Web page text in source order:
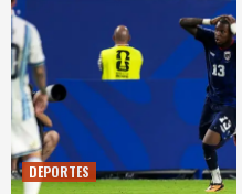
DEPORTES